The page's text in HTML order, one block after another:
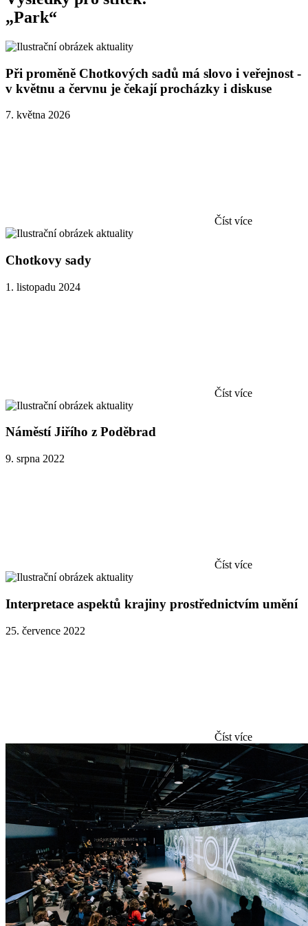
„Park“
Při proměně Chotkových sadů má slovo i veřejnost -
v květnu a červnu je čekají procházky i diskuse
7. května 2026
Číst více
Chotkovy sady
1. listopadu 2024
Číst více
Náměstí Jiřího z Poděbrad
9. srpna 2022
Číst více
Interpretace aspektů krajiny prostřednictvím umění
25. července 2022
Číst více